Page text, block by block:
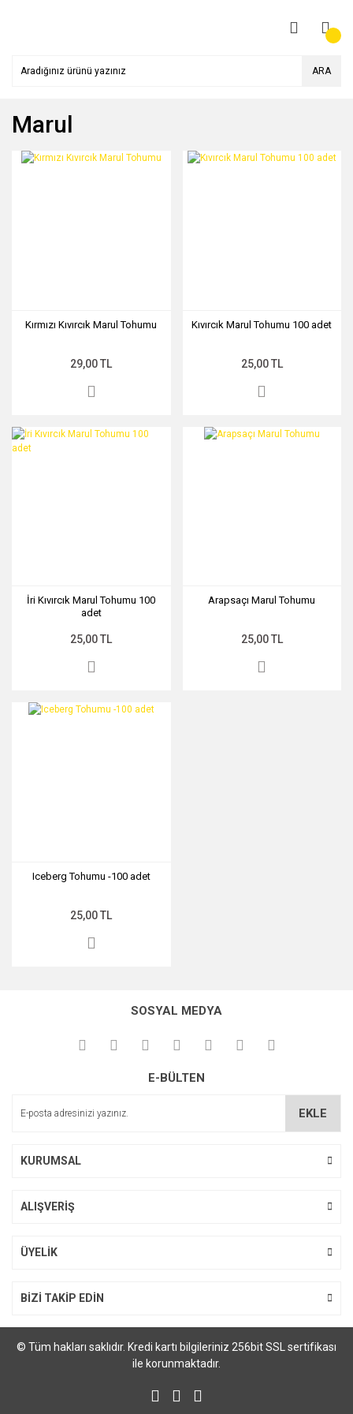
ARA
Marul
Kırmızı Kıvırcık Marul Tohumu
29,00 TL
Kıvırcık Marul Tohumu 100 adet
25,00 TL
İri Kıvırcık Marul Tohumu 100
adet
25,00 TL
Arapsaçı Marul Tohumu
25,00 TL
Iceberg Tohumu -100 adet
25,00 TL
SOSYAL MEDYA
E-BÜLTEN
EKLE
KURUMSAL
ALIŞVERİŞ
ÜYELİK
BİZİ TAKİP EDİN
© Tüm hakları saklıdır. Kredi kartı bilgileriniz 256bit SSL sertifikası
ile korunmaktadır.